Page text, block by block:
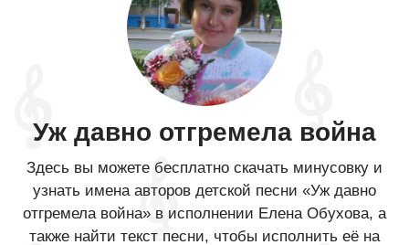
Уж давно отгремела война
Здесь вы можете бесплатно скачать минусовку и
узнать имена авторов детской песни «Уж давно
отгремела война» в исполнении Елена Обухова, а
также найти текст песни, чтобы исполнить её на